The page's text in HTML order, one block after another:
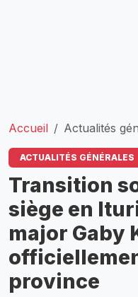
Accueil Actualités
ACTUALITÉS GÉNÉRALES
Transition
siège en
major Gaby
province